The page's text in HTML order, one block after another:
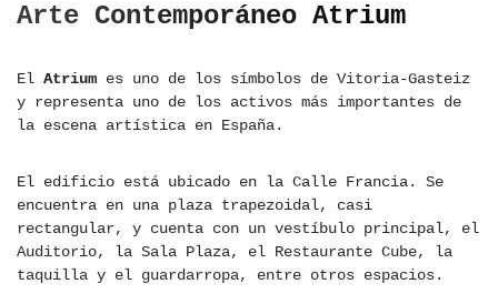
Arte Contemporáneo Atrium
El Atrium es uno de los símbolos de Vitoria-Gasteiz
y representa uno de los activos más importantes de
la escena artística en España.
El edificio está ubicado en la Calle Francia. Se
encuentra en una plaza trapezoidal, casi
rectangular, y cuenta con un vestíbulo principal, el
Auditorio, la Sala Plaza, el Restaurante Cube, la
taquilla y el guardarropa, entre otros espacios.